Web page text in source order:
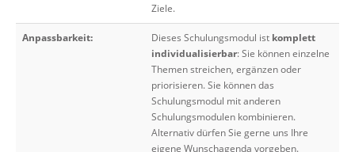
Ziele.
Anpassbarkeit: Dieses Schulungsmodul ist komplett
individualisierbar: Sie können einzelne
Themen streichen, ergänzen oder
priorisieren. Sie können das
Schulungsmodul mit anderen
Schulungsmodulen kombinieren.
Alternativ dürfen Sie gerne uns Ihre
eigene Wunschagenda vorgeben.